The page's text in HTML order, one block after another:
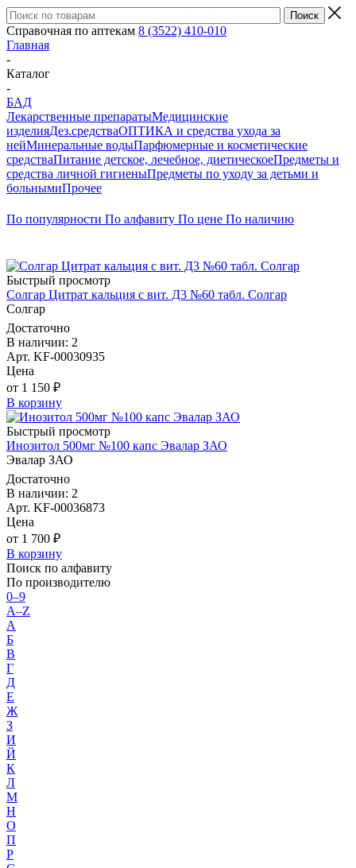
Справочная по аптекам 8 (3522) 410-010
Главная
-
Каталог
-
БАД
Лекарственные препаратыМедицинские
изделияДез.средстваОПТИКА и средства ухода за
нейМинеральные водыПарфюмерные и косметические
средстваПитание детское, лечебное, диетическоеПредметы и
средства личной гигиеныПредметы по уходу за детьми и
больнымиПрочее
По популярности По алфавиту По цене По наличию
Быстрый просмотр
Солгар Цитрат кальция с вит. Д3 №60 табл. Солгар
Солгар
Достаточно
В наличии: 2
Арт. KF-00030935
Цена
от 1 150 ₽
В корзину
Быстрый просмотр
Инозитол 500мг №100 капс Эвалар ЗАО
Эвалар ЗАО
Достаточно
В наличии: 2
Арт. KF-00036873
Цена
от 1 700 ₽
В корзину
Поиск по алфавиту
По производителю
0–9
A–Z
А
Б
В
Г
Д
Е
Ж
З
И
Й
К
Л
М
Н
О
П
Р